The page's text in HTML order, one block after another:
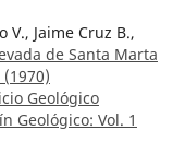
V., Jaime Cruz B.,
de Santa Marta
Geológico
Geológico: Vol. 1